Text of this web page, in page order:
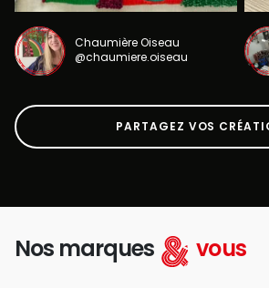
Chaumière Oiseau
@chaumiere.oiseau
PARTAGEZ VOS
Nos marques vous